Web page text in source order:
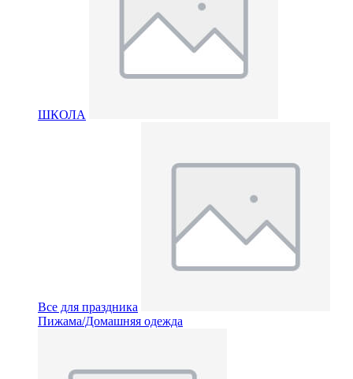
ШКОЛА
Все для праздника
Пижама/Домашняя одежда